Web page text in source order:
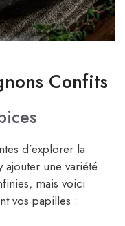
Confits
d’explorer la
ajouter une variété
mais voici
vos papilles :